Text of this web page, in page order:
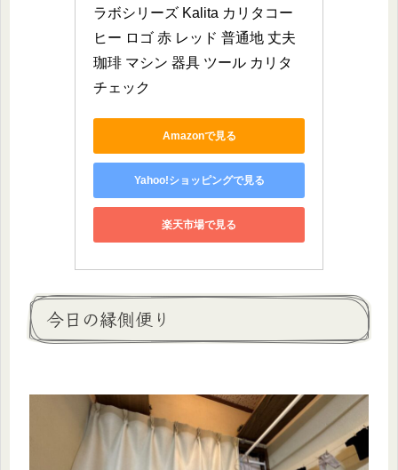
ラボシリーズ Kalita カリタコー
ヒー ロゴ 赤 レッド 普通地 丈夫
珈琲 マシン 器具 ツール カリタ
チェック
Amazonで見る
Yahoo!ショッピングで見る
楽天市場で見る
今日の縁側便り